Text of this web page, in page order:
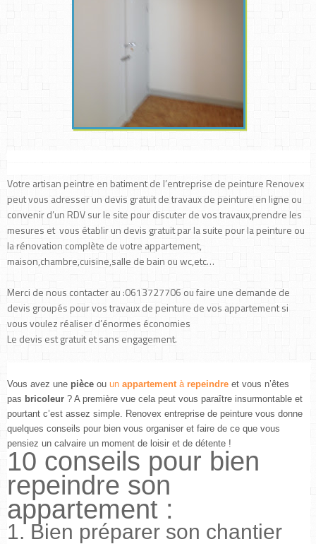
Votre artisan peintre en batiment de l’entreprise de peinture Renovex
peut vous adresser un devis gratuit de travaux de peinture en ligne ou
convenir d’un RDV sur le site pour discuter de vos travaux,prendre les
mesures et vous établir un devis gratuit par la suite pour la peinture ou
la rénovation complète de votre appartement,
maison,chambre,cuisine,salle de bain ou wc,etc…
Merci de nous contacter au :0613727706 ou faire une demande de
devis groupés pour vos travaux de peinture de vos appartement si
vous voulez réaliser d’énormes économies
Le devis est gratuit et sans engagement.
Vous avez une pièce ou un appartement à repeindre et vous n’êtes
pas bricoleur ? A première vue cela peut vous paraître insurmontable et
pourtant c’est assez simple. Renovex entreprise de peinture vous donne
quelques conseils pour bien vous organiser et faire de ce que vous
pensiez un calvaire un moment de loisir et de détente !
10 conseils pour bien
repeindre son
appartement :
1. Bien préparer son chantier